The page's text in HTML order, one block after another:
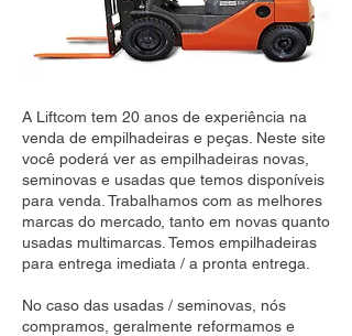
A Liftcom tem 20 anos de experiência na
venda de empilhadeiras e peças. Neste site
você poderá ver as empilhadeiras novas,
seminovas e usadas que temos disponíveis
para venda. Trabalhamos com as melhores
marcas do mercado, tanto em novas quanto
usadas multimarcas. Temos empilhadeiras
para entrega imediata / a pronta entrega.
No caso das usadas / seminovas, nós
compramos, geralmente reformamos e